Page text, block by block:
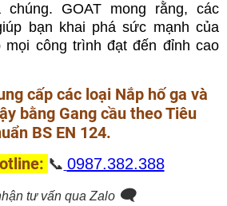
GOAT mong rằng, các
bạn khai phá sức mạnh của
mọi công trình đạt đến đỉnh cao
cấp các loại Nắp hố ga và
bằng Gang cầu theo Tiêu
BS EN 124.
📞 0987.382.388
tư vấn qua Zalo 🗨️